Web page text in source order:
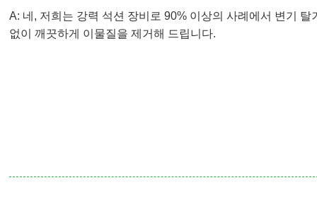
A: 네, 저희는 강력 석션 장비로 90% 이상의 사례에서 변기 탈
없이 깨끗하게 이물질을 제거해 드립니다.